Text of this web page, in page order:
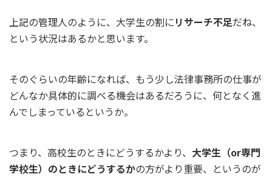
上記の管理人のように、大学生の割にリサーチ不足だね、
という状況はあるかと思います。
そのぐらいの年齢になれば、もう少し法律事務所の仕事が
どんなか具体的に調べる機会はあるだろうに、何となく進
んでしまっているというか。
つまり、高校生のときにどうするかより、 大学生（or専門
学校生）のときにどうするかの方がより重要、というのが